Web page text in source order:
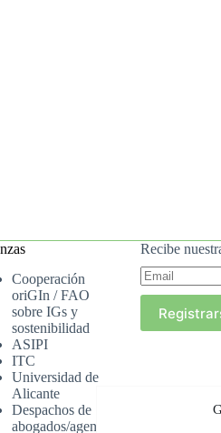
Cooperación
oriGIn / FAO
sobre IGs y
sostenibilidad
ASIPI
ITC
Universidad de
Alicante
Despachos de
abogados/agenci
Recibe